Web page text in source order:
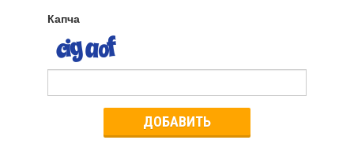
Капча
ДОБАВИТЬ